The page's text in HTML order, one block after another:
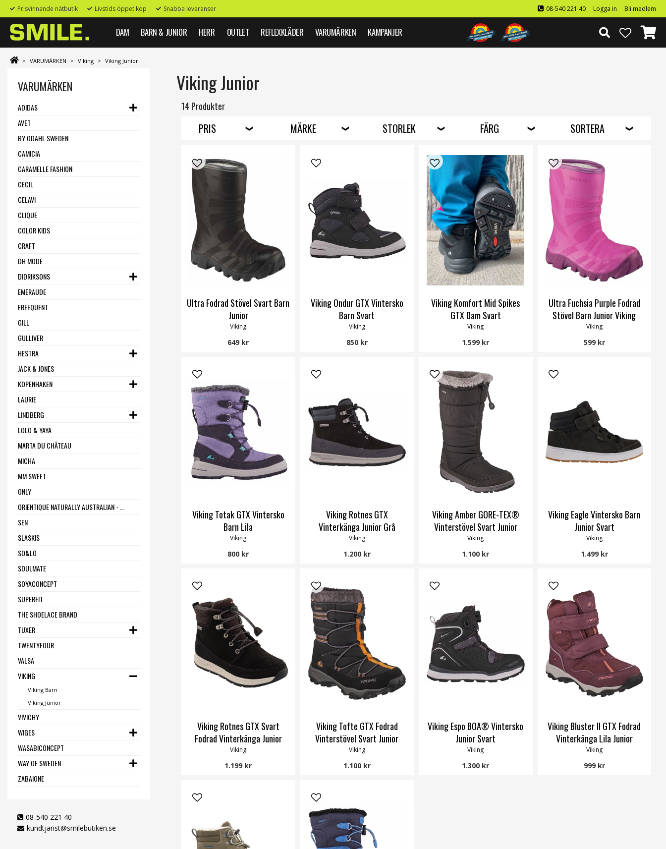
Prisvinnande nätbutik Livstids öppet köp Snabba leveranser 08-540 221 40 Logga in Bli medlem
DAM BARN & JUNIOR HERR OUTLET REFLEXKLÄDER VARUMÄRKEN KAMPANJER
> VARUMÄRKEN > Viking > Viking Junior
VARUMÄRKEN
ADIDAS
AVET
BY ODAHL SWEDEN
CAMICIA
CARAMELLE FASHION
CECIL
CELAVI
CLIQUE
COLOR KIDS
CRAFT
DH MODE
DIDRIKSONS
EMERAUDE
FREEQUENT
GILL
GULLIVER
HESTRA
JACK & JONES
KOPENHAKEN
LAURIE
LINDBERG
LOLO & YAYA
MARTA DU CHÂTEAU
MICHA
MM SWEET
ONLY
SEN
SLASKIS
SO&LO
SOULMATE
SOYACONCEPT
SUPERFIT
THE SHOELACE BRAND
TUXER
TWENTYFOUR
VALSA
VIKING
Viking Barn
Viking Junior
VIVICHY
WIGES
WASABICONCEPT
WAY OF SWEDEN
ZABAIONE
08-540 221 40
kundtjanst@smilebutiken.se
Viking Junior
14 Produkter
PRIS MÄRKE STORLEK FÄRG SORTERA
Ultra Fodrad Stövel Svart Barn
Junior
Viking
649 kr
Viking Ondur GTX Vintersko
Barn Svart
Viking
850 kr
Viking Komfort Mid Spikes
GTX Dam Svart
Viking
1.599 kr
Ultra Fuchsia Purple Fodrad
Stövel Barn Junior Viking
Viking
599 kr
Viking Totak GTX Vintersko
Barn Lila
Viking
800 kr
Viking Rotnes GTX
Vinterkänga Junior Grå
Viking
1.200 kr
Viking Amber GORE-TEX®
Vinterstövel Svart Junior
Viking
1.100 kr
Viking Eagle Vintersko Barn
Junior Svart
Viking
1.499 kr
Viking Rotnes GTX Svart
Fodrad Vinterkänga Junior
Viking
1.199 kr
Viking Tofte GTX Fodrad
Vinterstövel Svart Junior
Viking
1.100 kr
Viking Espo BOA® Vintersko
Junior Svart
Viking
1.300 kr
Viking Bluster II GTX Fodrad
Vinterkänga Lila Junior
Viking
999 kr